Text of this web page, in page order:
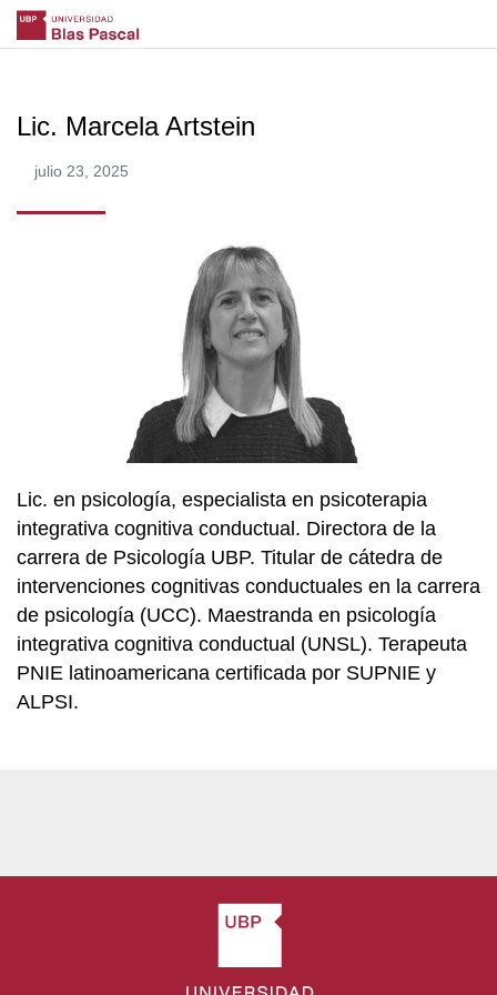
Lic. Marcela Artstein
julio 23, 2025
Lic. en psicología, especialista en psicoterapia
integrativa cognitiva conductual. Directora de la
carrera de Psicología UBP. Titular de cátedra de
intervenciones cognitivas conductuales en la carrera
de psicología (UCC). Maestranda en psicología
integrativa cognitiva conductual (UNSL). Terapeuta
PNIE latinoamericana certificada por SUPNIE y
ALPSI.